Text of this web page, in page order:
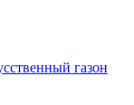
газон